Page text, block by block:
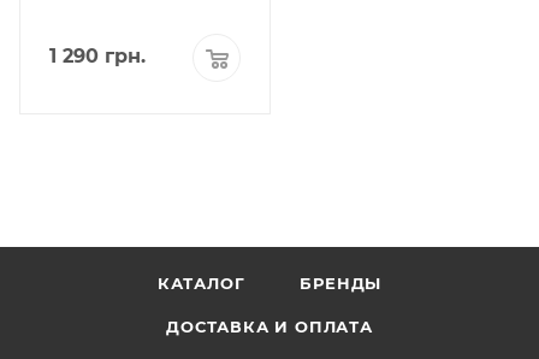
1 290 грн.
КАТАЛОГ БРЕНДЫ
ДОСТАВКА И ОПЛАТА